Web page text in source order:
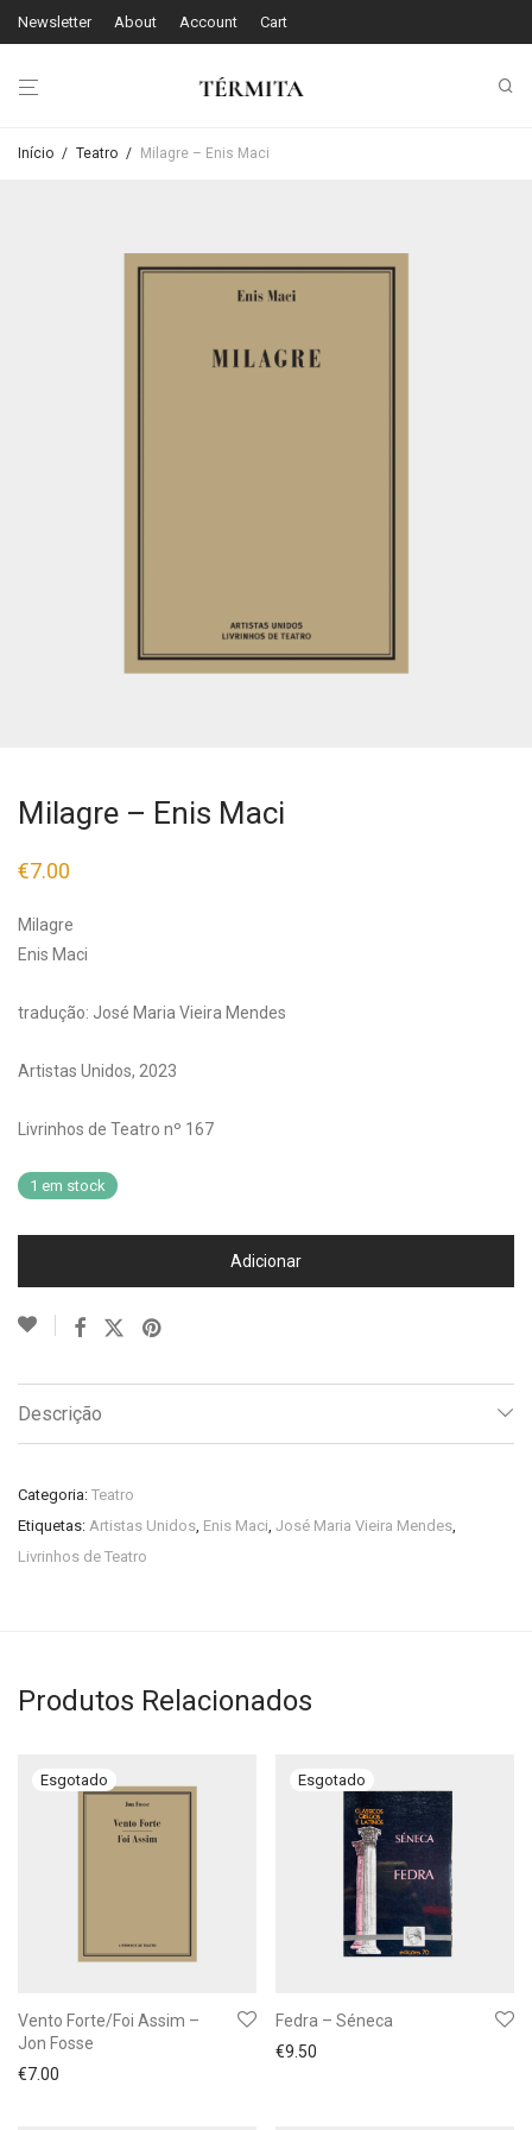
Newsletter About Account Cart
Início / Teatro / Milagre – Enis Maci
Milagre – Enis Maci
€7.00
Milagre
Enis Maci
tradução: José Maria Vieira Mendes
Artistas Unidos, 2023
Livrinhos de Teatro nº 167
1 em stock
Adicionar
Descrição
Categoria: Teatro
Etiquetas: Artistas Unidos, Enis Maci, José Maria Vieira Mendes,
Livrinhos de Teatro
Produtos Relacionados
Vento Forte/Foi Assim –
Jon Fosse
€7.00
Fedra – Séneca
€9.50